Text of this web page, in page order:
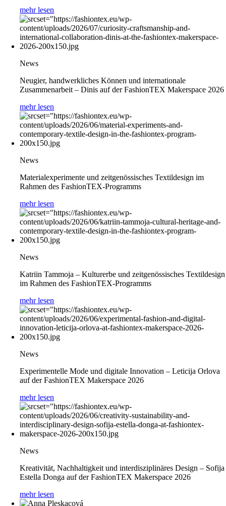
mehr lesen
News
Neugier, handwerkliches Können und internationale
Zusammenarbeit – Dinis auf der FashionTEX Makerspace 2026
mehr lesen
News
Materialexperimente und zeitgenössisches Textildesign im
Rahmen des FashionTEX-Programms
mehr lesen
News
Katriin Tammoja – Kulturerbe und zeitgenössisches Textildesign
im Rahmen des FashionTEX-Programms
mehr lesen
News
Experimentelle Mode und digitale Innovation – Leticija Orlova
auf der FashionTEX Makerspace 2026
mehr lesen
News
Kreativität, Nachhaltigkeit und interdisziplinäres Design – Sofija
Estella Donga auf der FashionTEX Makerspace 2026
mehr lesen